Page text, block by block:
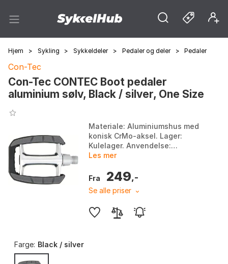
Hjem > Sykling > Sykkeldeler > Pedaler og deler > Pedaler
Con-Tec
Con-Tec CONTEC Boot pedaler
aluminium sølv, Black / silver, One Size
Materiale: Aluminiumshus med
konisk CrMo-aksel. Lager:
Kulelager. Anvendelse:
Tur/trekking. Dimensjoner og
Farge: Black / silver. Stør...
Les mer
Fra 249,-
Se alle priser
Farge: Black / silver